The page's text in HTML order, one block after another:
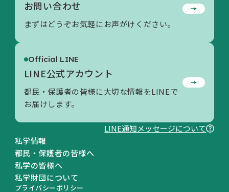
私学情報
都民・保護者の皆様へ
私学の皆様へ
私学財団について
プライバシーポリシー
お問い合わせ
まずはどうぞお気軽にお声がけください。
Official LINE
LINE公式アカウント
都民・保護者の皆様に大切な情報をLINEで
お届けします。
LINE通知メッセージについて